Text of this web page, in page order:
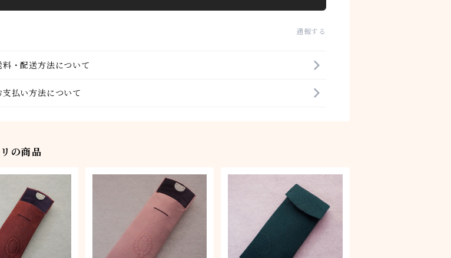
通報する
料・配送方法について
支払い方法について
の商品